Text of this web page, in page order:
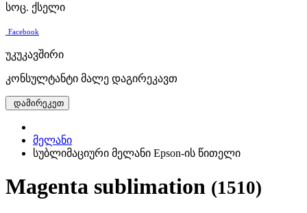
სოც. ქსელი
Facebook
უკუკავშირი
კონსულტანტი მალე დაგირეკავთ
დამირეკეთ
მელანი
სუბლიმაციური მელანი Epson-ის წითელი
Magenta sublimation (1510)